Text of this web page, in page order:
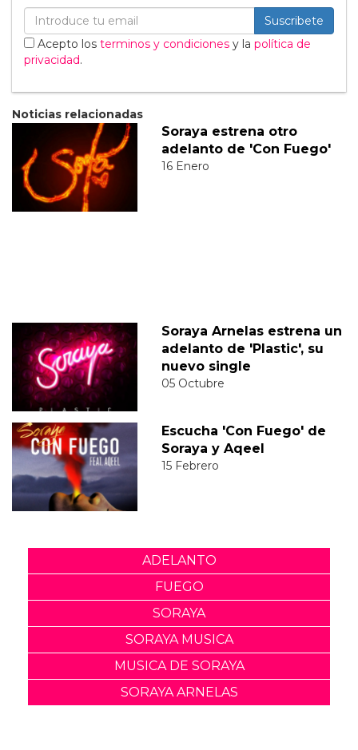
Suscribete
Acepto los terminos y condiciones y la política de
privacidad.
Noticias relacionadas
Soraya estrena otro
adelanto de 'Con Fuego'
16 Enero
Soraya Arnelas estrena un
adelanto de 'Plastic', su
nuevo single
05 Octubre
Escucha 'Con Fuego' de
Soraya y Aqeel
15 Febrero
ADELANTO
FUEGO
SORAYA
SORAYA MUSICA
MUSICA DE SORAYA
SORAYA ARNELAS